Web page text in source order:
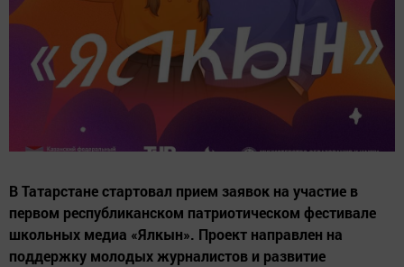
В Татарстане стартовал прием заявок на участие в
первом республиканском патриотическом фестивале
школьных медиа «Ялкын». Проект направлен на
поддержку молодых журналистов и развитие